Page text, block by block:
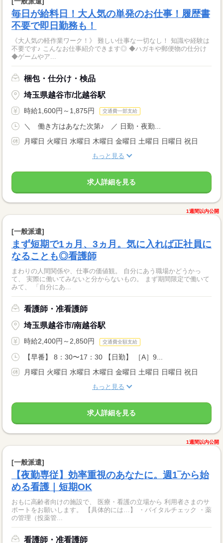
毎日が給料日！大人気の単発のお仕事！履歴書
不要で即日勤務も！
《大人気の軽作業ワーク！》 難しい仕事な一切なし！ 知識や経験は
不要です♪ こんなお仕事紹介できます◎ ◆ハガキや郵便物の仕分け
◆ゲームやア...
梱包・仕分け・検品
埼玉県越谷市/北越谷駅
時給1,600円～1,875円 交通費一部支給
＼ 働き方はあなた次第♪ ／ 日勤・夜勤...
月曜日 火曜日 水曜日 木曜日 金曜日 土曜日 日曜日 祝日
もっと見る
求人詳細を見る
1週間以内公開
[一般派遣]
まず短期で1ヵ月、3ヵ月。気に入れば正社員に
なることも◎看護師
まわりの人間関係や、仕事の価値観。 自分にあう職場かどうかっ
て、 実際に働いてみないと分からないもの。 まず期間限定で働いて
みて、 「自分にあ...
看護師・准看護師
埼玉県越谷市/南越谷駅
時給2,400円～2,850円 交通費全額支給
【早番】 8：30〜17：30 【日勤】 ［A］9...
月曜日 火曜日 水曜日 木曜日 金曜日 土曜日 日曜日 祝日
もっと見る
求人詳細を見る
1週間以内公開
[一般派遣]
【夜勤専従】効率重視のあなたに。週1‾から始
める看護｜短期OK
おもに高齢者向けの施設で、 医療・看護の立場から 利用者さまのサ
ポートをお願いします。 【具体的には…】 ・バイタルチェック ・薬
の管理（投薬管...
看護師・准看護師